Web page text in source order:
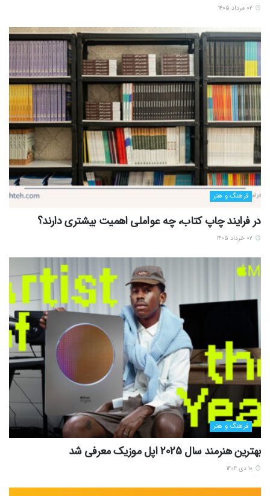
فرهنگ و هنر
در فرایند چاپ کتاب، چه عواملی اهمیت بیشتری دارند؟
فرهنگ و هنر
بهترین هنرمند سال 2025 اپل موزیک معرفی شد